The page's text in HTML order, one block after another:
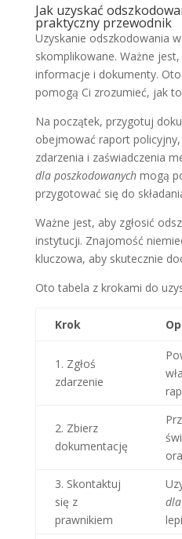
Jak uzyskać
praktyczny przewodnik
Uzyskanie odszkodowania
skomplikowane. Ważne
informacje i dokumenty.
pomogą Ci zrozumieć, jak
Na początek, przygotuj
obejmować raport
zdarzenia i zaświadczenia
dla poszkodowanychmogą
przygotować się do
Ważne jest, aby zgłosić
instytucji. Znajomość
kluczowa, aby skutecznie
Oto tabela z krokami do
Krok
1. Zgłoś
zdarzenie
2. Zbierz
dokumentację
3. Skontaktuj
się z
prawnikiem